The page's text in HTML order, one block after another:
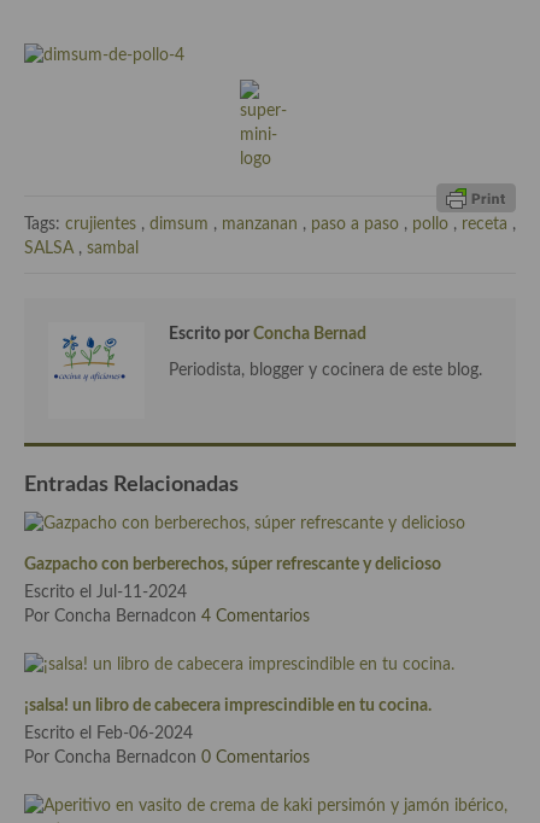
Cocina Sueca
Tags: crujientes , dimsum , manzanan , paso a paso , pollo , receta ,
SALSA, sambal
Escrito por Concha Bernad
Periodista, blogger y cocinera de este blog.
Entradas Relacionadas
Gazpacho con berberechos, súper refrescante y delicioso
Escrito el Jul-11-2024
Por Concha Bernadcon 4 Comentarios
¡salsa! un libro de cabecera imprescindible en tu cocina.
Escrito el Feb-06-2024
Por Concha Bernadcon 0 Comentarios